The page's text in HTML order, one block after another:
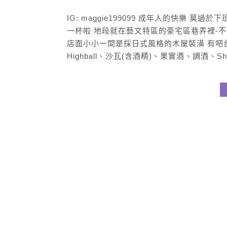
IG: maggie199099 成年人的快樂 莫過於下
一杯啦 地段就在藝文特區的豪宅區巷弄裡-
店面小小一間是採日式風格的木屋裝潢 有
Highball、沙瓦(含酒精)、果實酒、調酒、